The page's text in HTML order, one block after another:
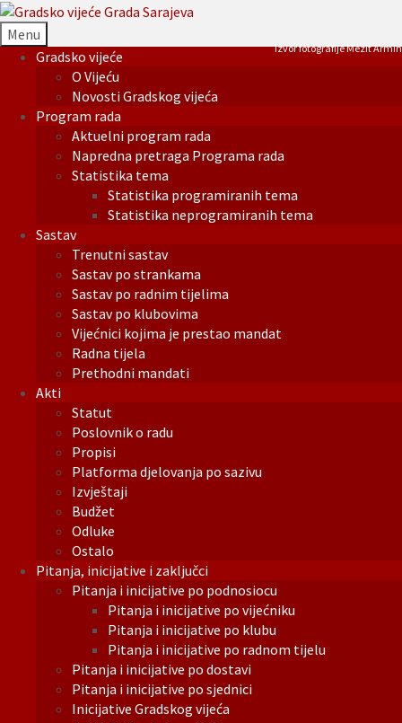
Menu
Gradsko vijeće
O Vijeću
Novosti Gradskog vijeća
Program rada
Aktuelni program rada
Napredna pretraga Programa rada
Statistika tema
Statistika programiranih tema
Statistika neprogramiranih tema
Sastav
Trenutni sastav
Sastav po strankama
Sastav po radnim tijelima
Sastav po klubovima
Vijećnici kojima je prestao mandat
Radna tijela
Prethodni mandati
Akti
Statut
Poslovnik o radu
Propisi
Platforma djelovanja po sazivu
Izvještaji
Budžet
Odluke
Ostalo
Pitanja, inicijative i zaključci
Pitanja i inicijative po podnosiocu
Pitanja i inicijative po vijećniku
Pitanja i inicijative po klubu
Pitanja i inicijative po radnom tijelu
Pitanja i inicijative po dostavi
Pitanja i inicijative po sjednici
Inicijative Gradskog vijeća
Izvor fotografije Mezit Armin